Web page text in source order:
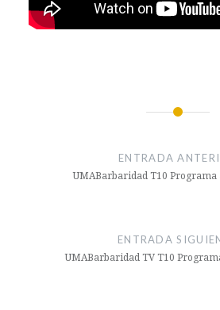
SEGUIRDAD
entradas
ENTRADA
UMABarbaridad T10 Programa
ENTRADA
UMABarbaridad TV T10